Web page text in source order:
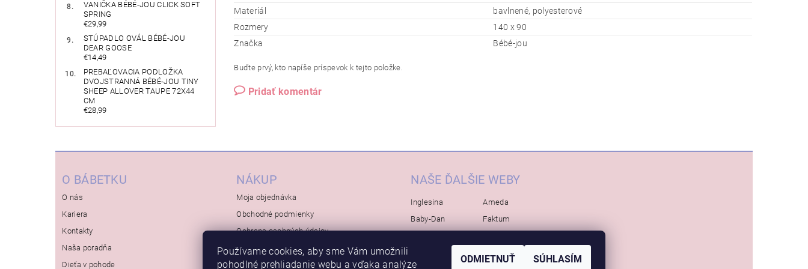
VANIČKA BÉBÉ-JOU CLICK SOFT
SPRING
€29,99
STÚPADLO OVÁL BÉBÉ-JOU
DEAR GOOSE
€14,49
PREBAĽOVACIA PODLOŽKA
DVOJSTRANNÁ BÉBÉ-JOU TINY
SHEEP ALLOVER TAUPE 72X44
CM
€28,99
Materiál
bavlnené, polyesterové
Rozmery
140 x 90
Značka
Bébé-jou
Buďte prvý, kto napíše príspevok k tejto položke.
Pridať komentár
O BÁBETKU
O nás
Kariera
Kontakty
Naša poradňa
Dieťa v pohode
NÁKUP
Moja objednávka
Obchodné podmienky
Ochrana osobných údajov
NAŠE ĎALŠIE WEBY
Inglesina
Baby-Dan
Ameda
Faktum
Bambino-Mio
Používame cookies, aby sme Vám umožnili
pohodlné prehliadanie webu a vďaka analýze
ODMIETNUŤ SÚHLASÍM